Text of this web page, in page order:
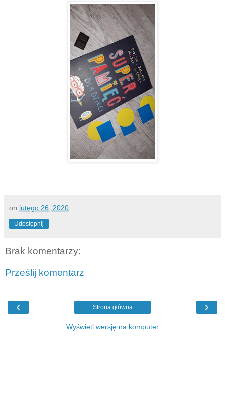
on lutego 26, 2020
Udostępnij
Brak komentarzy:
Prześlij komentarz
‹ ›
Strona główna
Wyświetl wersję na komputer